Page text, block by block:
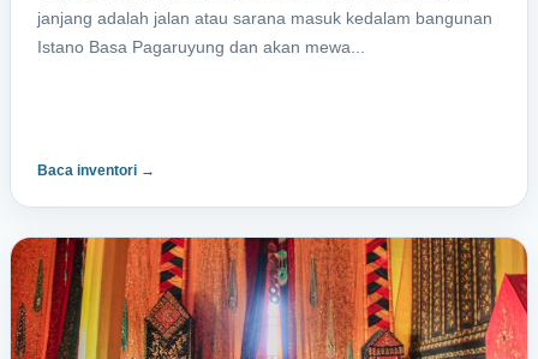
janjang adalah jalan atau sarana masuk kedalam bangunan
Istano Basa Pagaruyung dan akan mewa...
Baca inventori →